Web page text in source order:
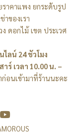
าคาแพง ยกระดับรูป
ของเรา
ดอกไม้ เขต ประเวศ
ลน์ 24 ชัวโมง
ร์ เวลา 10.00 น. –
อนเข้ามาที่ร้านนะคะ
Y
o